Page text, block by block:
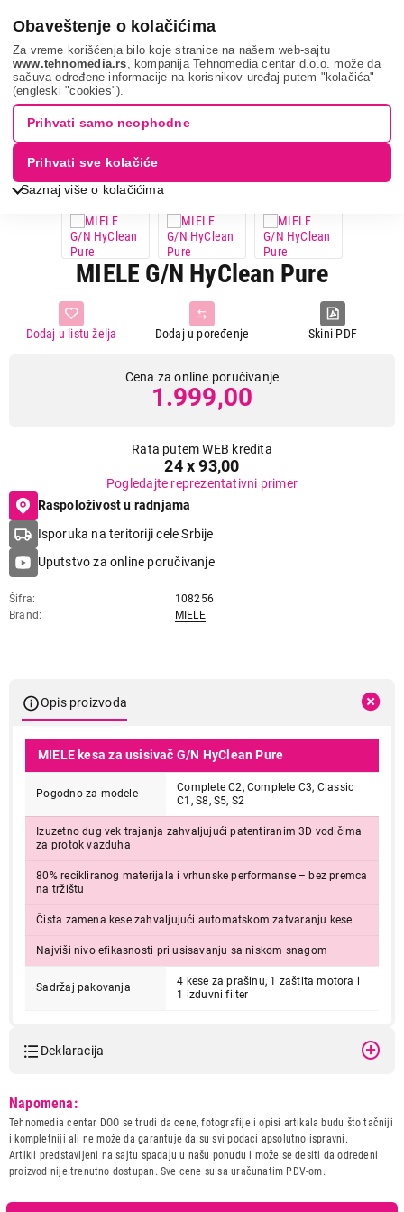
Obaveštenje o kolačićima
Za vreme korišćenja bilo koje stranice na našem web-sajtu
www.tehnomedia.rs , kompanija Tehnomedia centar d.o.o. može da
sačuva određene informacije na korisnikov uređaj putem "kolačića"
(engleski "cookies").
Saznaj više o kolačićima
Prihvati samo neophodne
Prihvati sve kolačiće
Mali kućni aparati Usisivači Oprema za usisivače
Miele
g/n hycle...
MIELE G/N HyClean Pure
Skini PDF
Dodaj u poređenje
Dodaj u listu želja
Cena za online poručivanje
1.999,00
Rata putem WEB kredita
24 x 93,00
Pogledajte reprezentativni primer
Raspoloživost u radnjama
Isporuka na teritoriji cele Srbije
Uputstvo za online poručivanje
Šifra
108256
Brand
MIELE
Opis proizvoda
MIELE kesa za usisivač G/N HyClean Pure
Pogodno za modele
Complete C2, Complete C3, Classic
C1, S8, S5, S2
Izuzetno dug vek trajanja zahvaljujući patentiranim 3D vodičima
za protok vazduha
80% recikliranog materijala i vrhunske performanse – bez premca
na tržištu
Čista zamena kese zahvaljujući automatskom zatvaranju kese
Najviši nivo efikasnosti pri usisavanju sa niskom snagom
Sadržaj pakovanja
4 kese za prašinu, 1 zaštita motora i
1 izduvni filter
Deklaracija
Naziv i vrsta robe:
OPREMA ZA USISIVAC
Uvoznik:
Miele d.o.o.
Zemlja porekla:
Nema?ka
kupaca po osnovu zakona o
Napomena:
Tehnomedia centar DOO se trudi da cene, fotografije i opisi artikala budu što tačniji
i kompletniji ali ne može da garantuje da su svi podaci apsolutno ispravni.
Artikli predstavljeni na sajtu spadaju u našu ponudu i može se desiti da određeni
proizvod nije trenutno dostupan. Sve cene su sa uračunatim PDV-om.